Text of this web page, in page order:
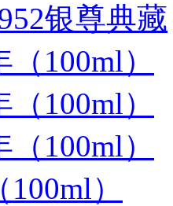
银尊典藏
100ml）
100ml）
100ml）
）